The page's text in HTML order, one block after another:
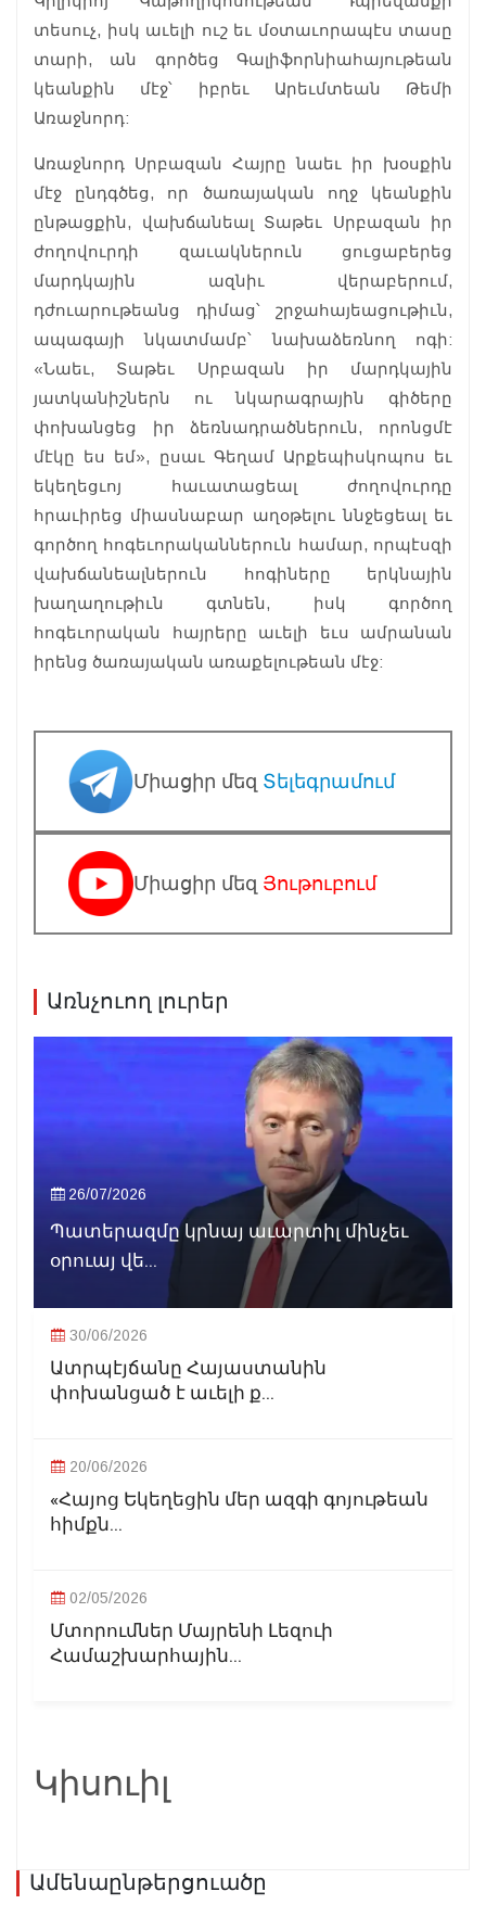
տեսուչ, իսկ աւելի ուշ եւ մօտաւորապէս տասը
տարի, ան գործեց Գալիֆորնիահայութեան
կեանքին մէջ՝ իբրեւ Արեւմտեան Թեմի
Առաջնորդ:
Առաջնորդ Սրբազան Հայրը նաեւ իր խօսքին
մէջ ընդգծեց, որ ծառայական ողջ կեանքին
ընթացքին, վախճանեալ Տաթեւ Սրբազան իր
ժողովուրդի զաւակներուն ցուցաբերեց
մարդկային ազնիւ վերաբերում,
դժուարութեանց դիմաց՝ շրջահայեացութիւն,
ապագայի նկատմամբ՝ նախաձեռնող ոգի:
«Նաեւ, Տաթեւ Սրբազան իր մարդկային
յատկանիշներն ու նկարագրային գիծերը
փոխանցեց իր ձեռնադրածներուն, որոնցմէ
մէկը ես եմ», ըսաւ Գեղամ Արքեպիսկոպոս եւ
եկեղեցւոյ հաւատացեալ ժողովուրդը
հրաւիրեց միասնաբար աղօթելու ննջեցեալ եւ
գործող հոգեւորականներուն համար, որպէսզի
վախճանեալներուն հոգիները երկնային
խաղաղութիւն գտնեն, իսկ գործող
հոգեւորական հայրերը աւելի եւս ամրանան
իրենց ծառայական առաքելութեան մէջ:
Միացիր մեզ Տելեգրամում
Միացիր մեզ Յութուբում
Առնչուող լուրեր
26/07/2026
Պատերազմը կրնայ աւարտիլ մինչեւ
օրուայ վե...
30/06/2026
Ատրպէյճանը Հայաստանին
փոխանցած է աւելի ք...
20/06/2026
«Հայոց Եկեղեցին մեր ազգի գոյութեան
հիմքն...
02/05/2026
Մտորումներ Մայրենի Լեզուի
Համաշխարհային...
Կիսուիլ
Ամենաընթերցուածը